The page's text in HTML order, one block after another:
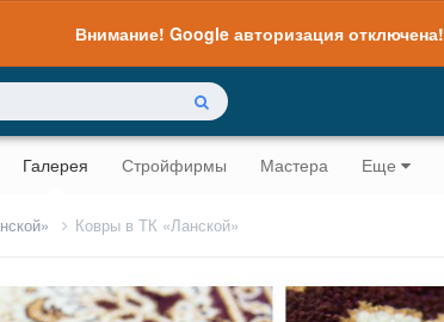
Внимание! Google авторизация отключена!
Галерея Стройфирмы Мастера Еще
Ковры в ТК «Ланской»